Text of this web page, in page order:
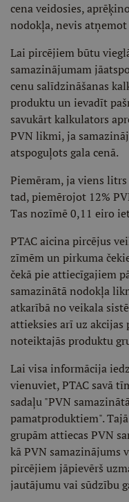
cena veidosies,
nodokļa, nevis
Lai pircējiem būtu
samazinājumam
cenu salīdzināšanas
produktu un ievadīt
savukārt kalkulators
PVN likmi, ja
atspoguļots gala cenā.
Piemēram, ja viens
tad, piemērojot 12%
Tas nozīmē 0,11 eiro
PTAC aicina pircējus
zīmēm un pirkuma
čekā pie attiecīgajiem
samazinātā nodokļa
atkarībā no veikala
attieksies arī uz
noteiktajās produktu
Lai visa informācija
vienuviet, PTAC savā
sadaļu "PVN
pamatproduktiem".
grupām attiecas PVN
kā PVN samazinājums
pircējiem jāpievērš
jautājumu vai sūdzību